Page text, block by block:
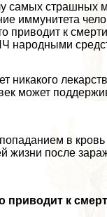
самых
иммунитета
приводит к
народными
может
в
жизни после
приводит к